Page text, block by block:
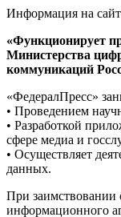
Информация на
«Функционирует
Министерства
коммуникаций
«ФедералПресс»
• Проведением
• Разработкой
сфере медиа и
• Осуществляет
данных.
При заимствовании
информационного